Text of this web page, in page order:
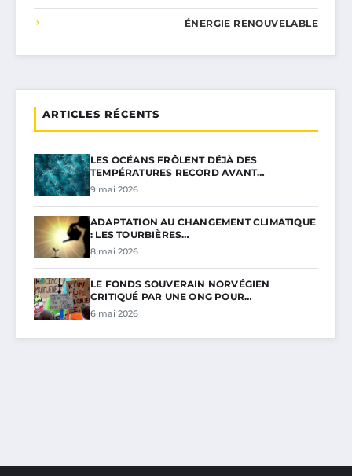
ÉNERGIE RENOUVELABLE
ARTICLES RÉCENTS
LES OCÉANS FRÔLENT DÉJÀ DES
TEMPÉRATURES RECORD AVANT…
9 mai 2026
ADAPTATION AU CHANGEMENT CLIMATIQUE
: LES TOURBIÈRES…
8 mai 2026
LE FONDS SOUVERAIN NORVÉGIEN
CRITIQUÉ PAR UNE ONG POUR…
6 mai 2026